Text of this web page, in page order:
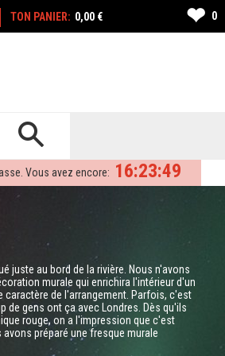
TON PANIER: 0,00 € ❤ 0
16:23:48
Vous avez encore:
juste au bord de la rivière. Nous n'avons
murale qui enrichira l'intérieur d'un
caractère de l'arrangement. Parfois, c'est
de gens ont ça avec Londres. Dès qu'ils
rouge, on a l'impression que c'est
préparé une fresque murale